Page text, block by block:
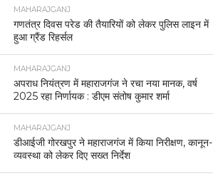
MAHARAJGANJ
गणतंत्र दिवस परेड की तैयारियों को लेकर पुलिस लाइन में
हुआ ग्रैंड रिहर्सल
MAHARAJGANJ
अपराध नियंत्रण में महाराजगंज ने रचा नया मानक, वर्ष
2025 रहा निर्णायक : डीएम संतोष कुमार शर्मा
MAHARAJGANJ
डीआईजी गोरखपुर ने महाराजगंज में किया निरीक्षण, कानून-
व्यवस्था को लेकर दिए सख्त निर्देश